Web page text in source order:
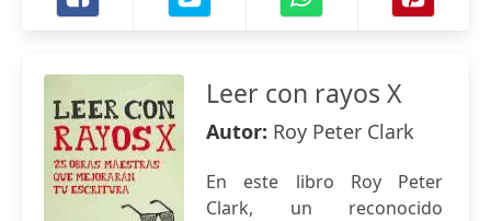
Leer con rayos X
Autor: Roy Peter Clark
En este libro Roy Peter
Clark, un reconocido